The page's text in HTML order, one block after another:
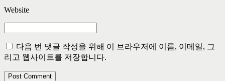
Website
다음 번 댓글 작성을 위해 이 브라우저에 이름, 이메일, 그
리고 웹사이트를 저장합니다.
Post Comment